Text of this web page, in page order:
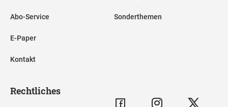
Abo-Service
E-Paper
Kontakt
Sonderthemen
Rechtliches